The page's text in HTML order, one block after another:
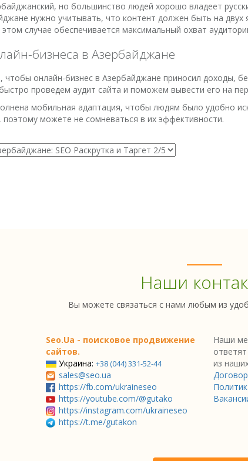
но большинство людей хорошо владеет
нужно учитывать, что контент должен быть на
случае обеспечивается максимальный охват
бизнеса в Азербайджане
онлайн-бизнес в Азербайджане приносил доходы,
проведем аудит сайта и поможем вывести его на
мобильная адаптация, чтобы людям было удобно
поэтому можете не сомневаться в их эффективности.
Наши
Вы можете связаться с нами любым из
Seo.Ua - поисковое продвижение
сайтов.
Украина: +38 (044) 331-52-44
sales@seo.ua
https://fb.com/ukraineseo
https://youtube.com/@gutako
https://instagram.com/ukraineseo
https://t.me/gutakon
Наши
из